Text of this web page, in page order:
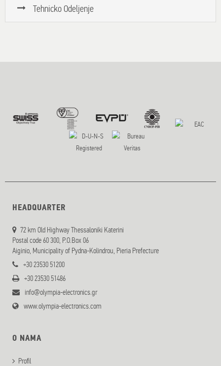
Tehnicko Odeljenje
HEADQUARTER
72 km Old Highway Thessaloniki Katerini
Postal code 60 300, P.O.Box 06
Aiginio, Municipality of Pydna-Kolindrou, Pieria Prefecture
+30 23530 51200
+30 23530 51486
info@olympia-electronics.gr
www.olympia-electronics.com
O NAMA
Profil